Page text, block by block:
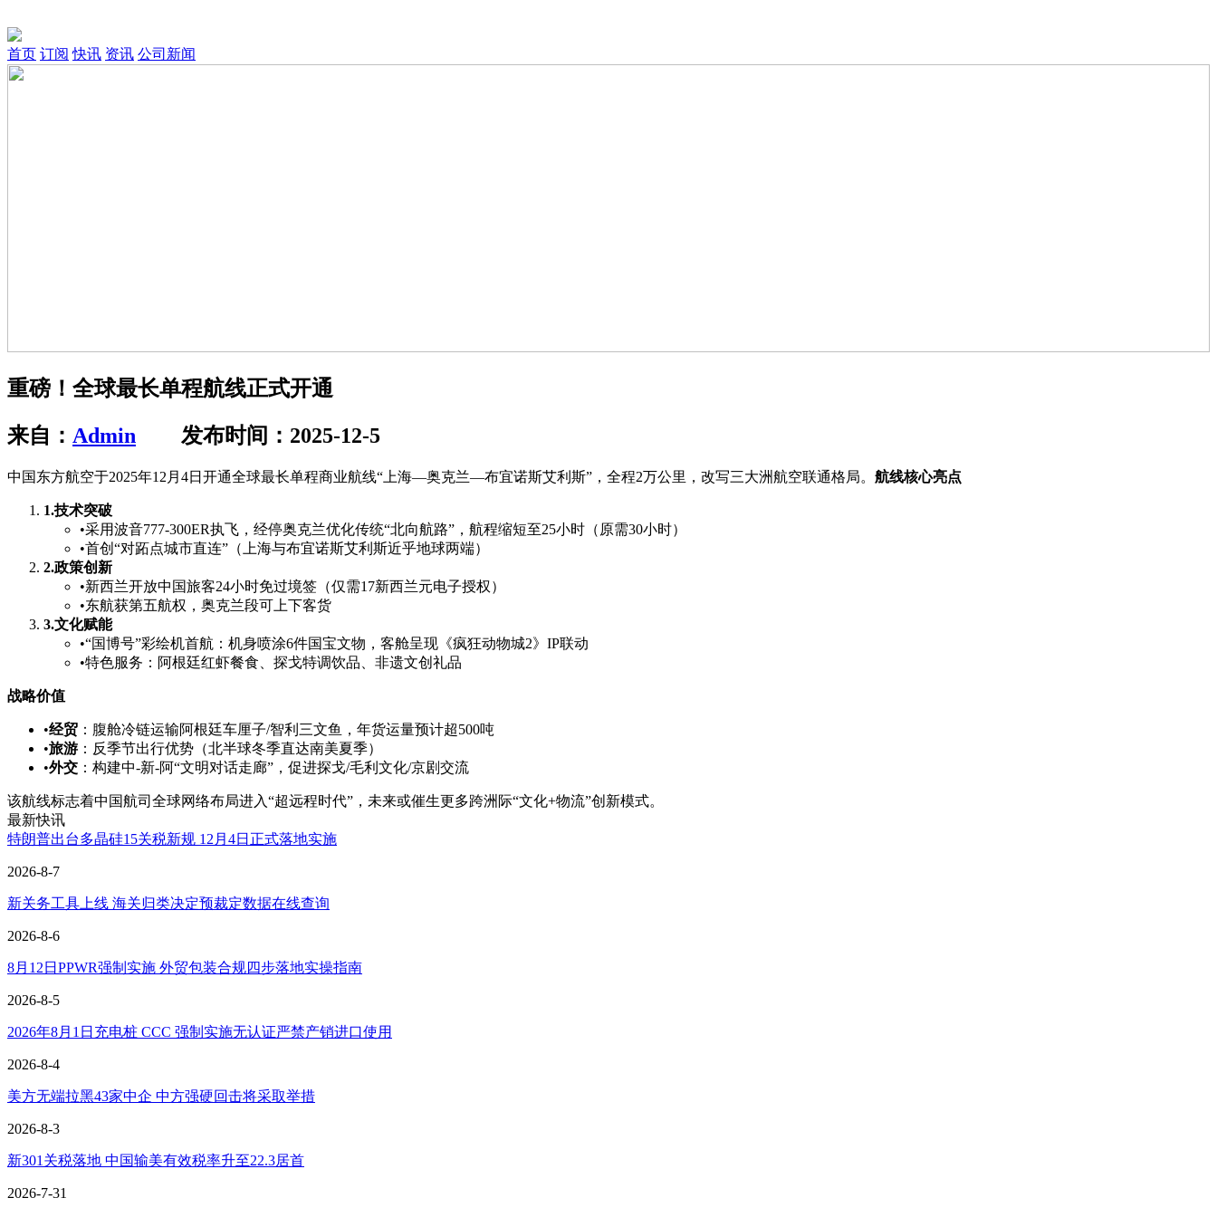
首页 订阅 快讯 资讯 公司新闻
重磅！全球最长单程航线正式开通
来自： Admin 发布时间：2025-12-5
中国东方航空于2025年12月4日开通全球最长单程商业航线“上海—奥克兰—布宜诺斯艾利斯”，全程2万公里，改写三大洲航空联通格局。 航线核心亮点
1.技术突破
•采用波音777-300ER执飞，经停奥克兰优化传统“北向航路”，航程缩短至25小时（原需30小时）
•首创“对跖点城市直连”（上海与布宜诺斯艾利斯近乎地球两端）
2.政策创新
•新西兰开放中国旅客24小时免过境签（仅需17新西兰元电子授权）
•东航获第五航权，奥克兰段可上下客货
3.文化赋能
•“国博号”彩绘机首航：机身喷涂6件国宝文物，客舱呈现《疯狂动物城2》IP联动
•特色服务：阿根廷红虾餐食、探戈特调饮品、非遗文创礼品
战略价值
•经贸 ：腹舱冷链运输阿根廷车厘子/智利三文鱼，年货运量预计超500吨
•旅游 ：反季节出行优势（北半球冬季直达南美夏季）
•外交 ：构建中-新-阿“文明对话走廊”，促进探戈/毛利文化/京剧交流
该航线标志着中国航司全球网络布局进入“超远程时代”，未来或催生更多跨洲际“文化+物流”创新模式。
最新快讯
特朗普出台多晶硅15关税新规 12月4日正式落地实施
2026-8-7
新关务工具上线 海关归类决定预裁定数据在线查询
2026-8-6
8月12日PPWR强制实施 外贸包装合规四步落地实操指南
2026-8-5
2026年8月1日充电桩 CCC 强制实施无认证严禁产销进口使用
2026-8-4
美方无端拉黑43家中企 中方强硬回击将采取举措
2026-8-3
新301关税落地 中国输美有效税率升至22.3居首
2026-7-31